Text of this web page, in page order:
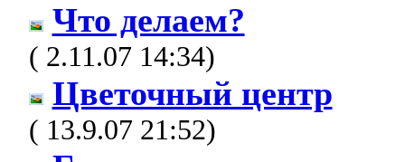
Что делаем?
( 2.11.07 14:34)
Цветочный центр
( 13.9.07 21:52)